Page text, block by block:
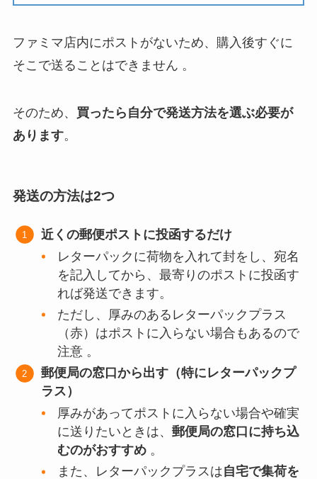
ファミマ店内にポストがないため、購入後すぐに
そこで送ることはできません 。
そのため、 買ったら自分で発送方法を選ぶ必要が
あります。
発送の方法は2つ
近くの郵便ポストに投函するだけ
レターパックに荷物を入れて封をし、宛名
を記入してから、最寄りのポストに投函す
れば発送できます。
ただし、厚みのあるレターパックプラス
（赤）はポストに入らない場合もあるので
注意 。
郵便局の窓口から出す（特にレターパックプ
ラス）
厚みがあってポストに入らない場合や確実
に送りたいときは、 郵便局の窓口に持ち込
むのがおすすめ。
また、レターパックプラスは自宅で集荷を